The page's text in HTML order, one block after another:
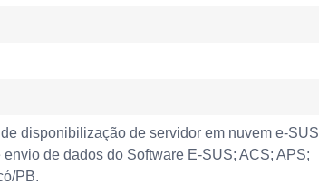
disponibilização de servidor em nuvem e-SUS
de dados do Software E-SUS; ACS; APS;
PB.